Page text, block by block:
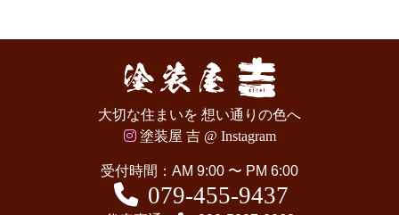
大切な住まいを 想い通りの色へ
塗装屋 吉 @ Instagram
受付時間：AM 9:00 〜 PM 6:00
079-455-9437